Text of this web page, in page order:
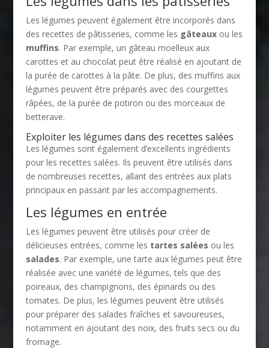
Les légumes peuvent également être incorporés dans
des recettes de pâtisseries, comme les gâteauxou les
muffins. Par exemple, un gâteau moelleux aux
carottes et au chocolat peut être réalisé en ajoutant de
la purée de carottes à la pâte. De plus, des muffins aux
légumes peuvent être préparés avec des courgettes
râpées, de la purée de potiron ou des morceaux de
betterave.
Exploiter les légumes dans des recettes salées
Les légumes sont également d’excellents ingrédients
pour les recettes salées. Ils peuvent être utilisés dans
de nombreuses recettes, allant des entrées aux plats
principaux en passant par les accompagnements.
Les légumes en entrée
Les légumes peuvent être utilisés pour créer de
délicieuses entrées, comme les tartes salées ou les
salades. Par exemple, une tarte aux légumes peut être
réalisée avec une variété de légumes, tels que des
poireaux, des champignons, des épinards ou des
tomates. De plus, les légumes peuvent être utilisés
pour préparer des salades fraîches et savoureuses,
notamment en ajoutant des noix, des fruits secs ou du
fromage.